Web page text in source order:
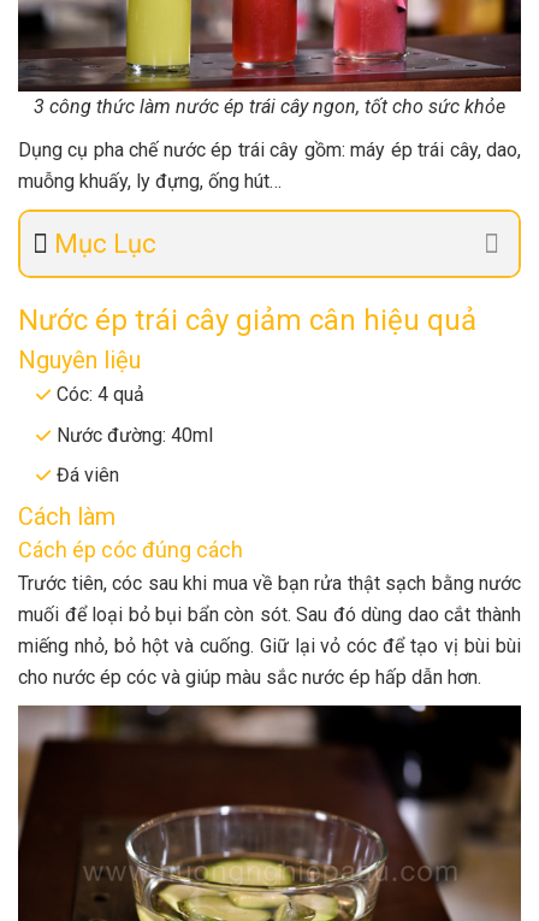
3 công thức làm nước ép trái cây ngon, tốt cho sức khỏe
Dụng cụ pha chế nước ép trái cây gồm: máy ép trái cây, dao,
muỗng khuấy, ly đựng, ống hút…
Mục Lục
Nước ép trái cây giảm cân hiệu quả
Nguyên liệu
Cóc: 4 quả
Nước đường: 40ml
Đá viên
Cách làm
Cách ép cóc đúng cách
Trước tiên, cóc sau khi mua về bạn rửa thật sạch bằng nước
muối để loại bỏ bụi bẩn còn sót. Sau đó dùng dao cắt thành
miếng nhỏ, bỏ hột và cuống. Giữ lại vỏ cóc để tạo vị bùi bùi
cho nước ép cóc và giúp màu sắc nước ép hấp dẫn hơn.